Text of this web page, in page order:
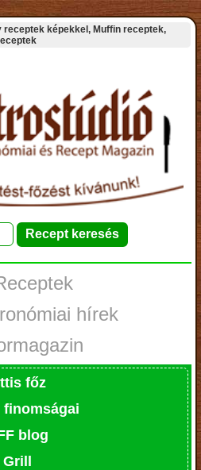
receptek képekkel, Muffin receptek,
hírek
főz
finomságai
blog
Grill